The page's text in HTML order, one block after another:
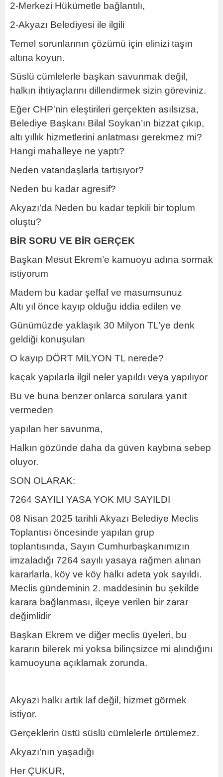
2-Merkezi Hükümetle bağlantılı,
2-Akyazı Belediyesi ile ilgili
Temel sorunlarının çözümü için elinizi taşın
altına koyun.
Süslü cümlelerle başkan savunmak değil,
halkın ihtiyaçlarını dillendirmek sizin göreviniz.
Eğer CHP'nin eleştirileri gerçekten asılsızsa,
Belediye Başkanı Bilal Soykan’ın bizzat çıkıp,
altı yıllık hizmetlerini anlatması gerekmez mi?
Hangi mahalleye ne yaptı?
Neden vatandaşlarla tartışıyor?
Neden bu kadar agresif?
Akyazı’da Neden bu kadar tepkili bir toplum
oluştu?
BİR SORU VE BİR GERÇEK
Başkan Mesut Ekrem’e kamuoyu adına sormak
istiyorum
Madem bu kadar şeffaf ve masumsunuz
Altı yıl önce kayıp olduğu iddia edilen ve
Günümüzde yaklaşık 30 Milyon TL’ye denk
geldiği konuşulan
O kayıp DÖRT MİLYON TL nerede?
kaçak yapılarla ilgil neler yapıldı veya yapılıyor
Bu ve buna benzer onlarca sorulara yanıt
vermeden
yapılan her savunma,
Halkın gözünde daha da güven kaybına sebep
oluyor.
SON OLARAK:
7264 SAYILI YASA YOK MU SAYILDI
08 Nisan 2025 tarihli Akyazı Belediye Meclis
Toplantısı öncesinde yapılan grup
toplantısında, Sayın Cumhurbaşkanımızın
imzaladığı 7264 sayılı yasaya rağmen alınan
kararlarla, köy ve köy halkı adeta yok sayıldı.
Meclis gündeminin 2. maddesinin bu şekilde
karara bağlanması, ilçeye verilen bir zarar
değimlidir
Başkan Ekrem ve diğer meclis üyeleri, bu
kararın bilerek mi yoksa bilinçsizce mi alındığını
kamuoyuna açıklamak zorunda.
Akyazı halkı artık laf değil, hizmet görmek
istiyor.
Gerçeklerin üstü süslü cümlelerle örtülemez.
Akyazı’nın yaşadığı
Her ÇUKUR,